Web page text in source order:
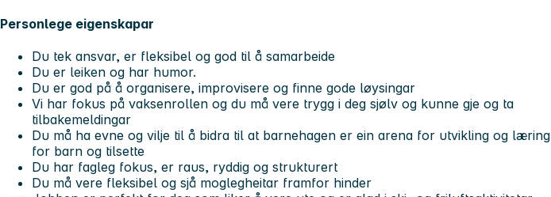
Personlege eigenskapar
Du tek ansvar, er fleksibel og god til å samarbeide
Du er leiken og har humor.
Du er god på å organisere, improvisere og finne gode løysingar
Vi har fokus på vaksenrollen og du må vere trygg i deg sjølv og kunne gje og ta
tilbakemeldingar
Du må ha evne og vilje til å bidra til at barnehagen er ein arena for utvikling og læring
for barn og tilsette
Du har fagleg fokus, er raus, ryddig og strukturert
Du må vere fleksibel og sjå moglegheitar framfor hinder